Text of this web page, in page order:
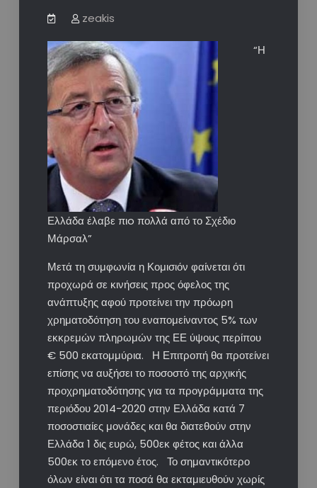
zeakis
“Η
Ελλάδα έλαβε πιo πολλά από το Σχέδιο
Μάρσαλ”
Μετά τη συμφωνία η Κομισιόν φαίνεται ότι
προχωρά σε κινήσεις προς όφελος της
ανάπτυξης αφού προτείνει την πρόωρη
χρηματοδότηση του εναπομείναντος 5% των
εκκρεμών πληρωμών της ΕΕ ύψους περίπου
€ 500 εκατομμύρια. Η Επιτροπή θα προτείνει
επίσης να αυξήσει το ποσοστό της αρχικής
προχρηματοδότησης για τα προγράμματα της
περιόδου 2014-2020 στην Ελλάδα κατά 7
ποσοστιαίες μονάδες και θα διατεθούν στην
Ελλάδα 1 δις ευρώ, 500εκ φέτος και άλλα
500εκ το επόμενο έτος. Το σημαντικότερο
όλων είναι ότι τα ποσά θα εκταμιευθούν χωρίς